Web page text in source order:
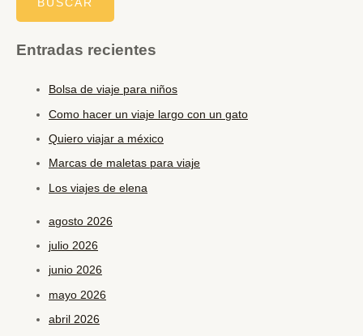
Entradas recientes
Bolsa de viaje para niños
Como hacer un viaje largo con un gato
Quiero viajar a méxico
Marcas de maletas para viaje
Los viajes de elena
agosto 2026
julio 2026
junio 2026
mayo 2026
abril 2026